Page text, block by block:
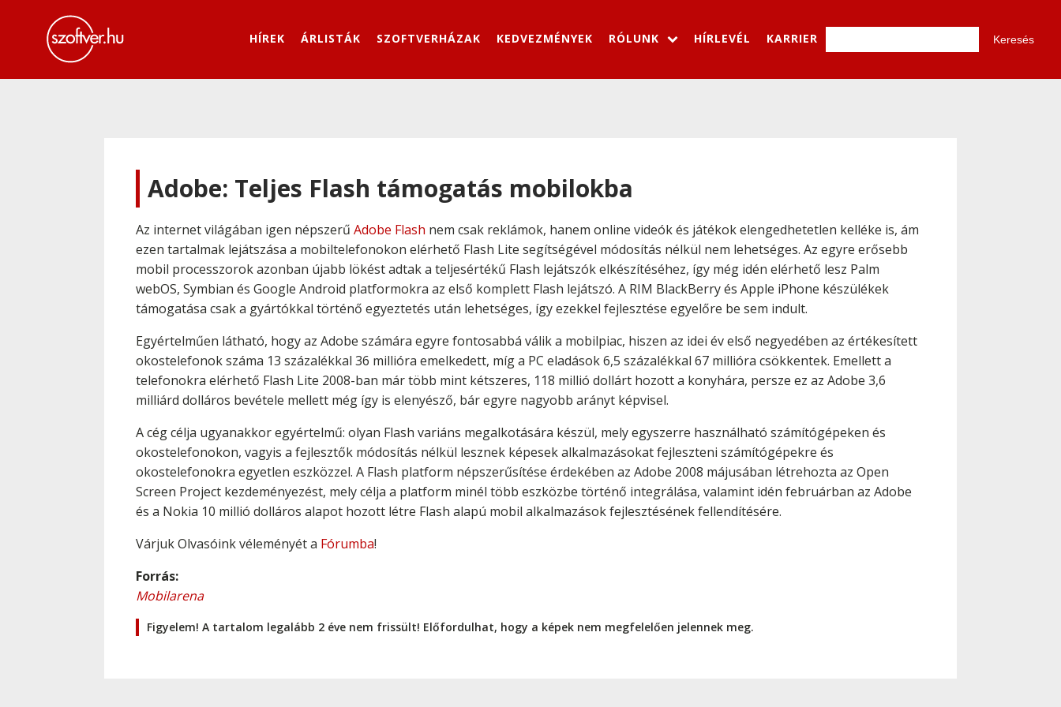
HÍREK ÁRLISTÁK SZOFTVERHÁZAK KEDVEZMÉNYEK RÓLUNK HÍRLEVÉL KARRIER
Adobe: Teljes Flash támogatás mobilokba
Az internet világában igen népszerű Adobe Flash nem csak reklámok, hanem online videók és játékok elengedhetetlen kelléke is, ám
ezen tartalmak lejátszása a mobiltelefonokon elérhető Flash Lite segítségével módosítás nélkül nem lehetséges. Az egyre erősebb
mobil processzorok azonban újabb lökést adtak a teljesértékű Flash lejátszók elkészítéséhez, így még idén elérhető lesz Palm
webOS, Symbian és Google Android platformokra az első komplett Flash lejátszó. A RIM BlackBerry és Apple iPhone készülékek
támogatása csak a gyártókkal történő egyeztetés után lehetséges, így ezekkel fejlesztése egyelőre be sem indult.
Egyértelműen látható, hogy az Adobe számára egyre fontosabbá válik a mobilpiac, hiszen az idei év első negyedében az értékesített
okostelefonok száma 13 százalékkal 36 millióra emelkedett, míg a PC eladások 6,5 százalékkal 67 millióra csökkentek. Emellett a
telefonokra elérhető Flash Lite 2008-ban már több mint kétszeres, 118 millió dollárt hozott a konyhára, persze ez az Adobe 3,6
milliárd dolláros bevétele mellett még így is elenyésző, bár egyre nagyobb arányt képvisel.
A cég célja ugyanakkor egyértelmű: olyan Flash variáns megalkotására készül, mely egyszerre használható számítógépeken és
okostelefonokon, vagyis a fejlesztők módosítás nélkül lesznek képesek alkalmazásokat fejleszteni számítógépekre és
okostelefonokra egyetlen eszközzel. A Flash platform népszerűsítése érdekében az Adobe 2008 májusában létrehozta az Open
Screen Project kezdeményezést, mely célja a platform minél több eszközbe történő integrálása, valamint idén februárban az Adobe
és a Nokia 10 millió dolláros alapot hozott létre Flash alapú mobil alkalmazások fejlesztésének fellendítésére.
Várjuk Olvasóink véleményét a Fórumba!
Forrás:
Mobilarena
Figyelem! A tartalom legalább 2 éve nem frissült! Előfordulhat, hogy a képek nem megfelelően jelennek meg.